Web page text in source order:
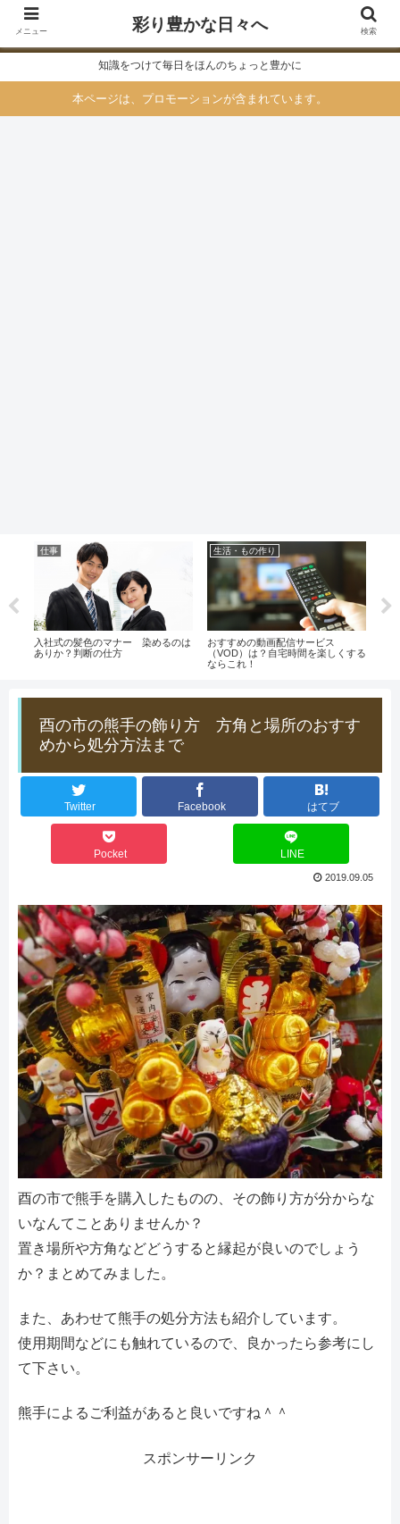
知識をつけて毎日をほんのちょっと豊かに
本ページは、プロモーションが含まれています。
仕事
入社式の髪色のマナー 染めるのは
ありか？判断の仕方
生活・もの作り
おすすめの動画配信サービス
（VOD）は？自宅時間を楽しくする
ならこれ！
酉の市の熊手の飾り方 方角と場所のおすす
めから処分方法まで
Twitter Facebook はてブ
Pocket LINE
2019.09.05
酉の市で熊手を購入したものの、その飾り方が分からな
いなんてことありませんか？
置き場所や方角などどうすると縁起が良いのでしょう
か？まとめてみました。
また、あわせて熊手の処分方法も紹介しています。
使用期間などにも触れているので、良かったら参考にし
て下さい。
熊手によるご利益があると良いですね＾＾
スポンサーリンク
メニュー 彩り豊かな日々へ 検索